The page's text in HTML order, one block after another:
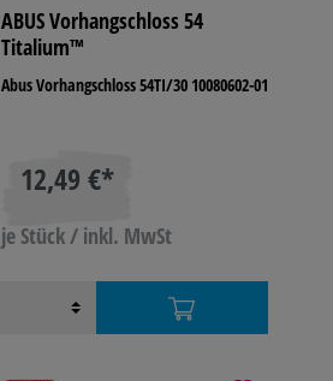
ABUS Vorhangschloss 54
Titalium™
Abus Vorhangschloss 54TI/30 10080602-01
12,49 €*
je Stück / inkl. MwSt